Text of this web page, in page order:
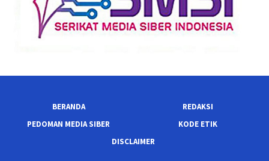
BERANDA
REDAKSI
PEDOMAN MEDIA SIBER
KODE ETIK
DISCLAIMER